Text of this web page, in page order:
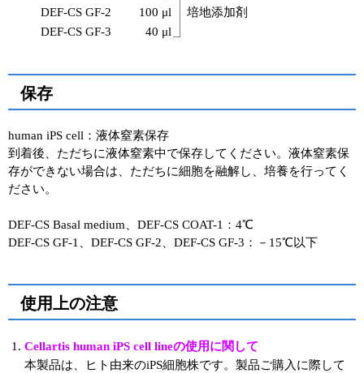
培地添加剤
DEF-CS GF-2
100 μl
DEF-CS GF-3
40 μl
保存
human iPS cell：液体窒素保存
到着後、ただちに液体窒素中で保存してください。液体窒素保
存ができない場合は、ただちに細胞を融解し、培養を行ってく
ださい。
DEF-CS Basal medium、DEF-CS COAT-1：4℃
DEF-CS GF-1、DEF-CS GF-2、DEF-CS GF-3：－15℃以下
使用上の注意
Cellartis human iPS cell lineの使用に関して
本製品は、ヒト由来のiPS細胞株です。製品ご購入に際して